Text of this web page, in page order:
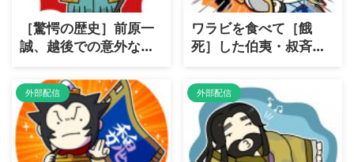
［驚愕の歴史］前原一
誠、越後での意外な善
政とは？
ワラビを食べて［餓
死］した伯夷・叔斉兄
弟の悲劇！
外部配信 外部配信